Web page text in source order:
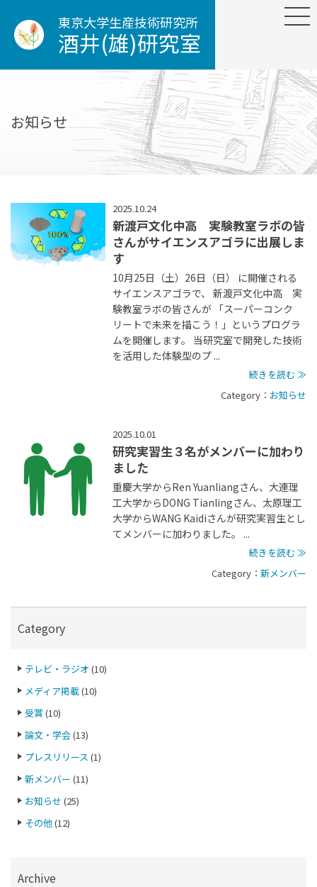
東京大学生産技術研究所
酒井(雄)研究室
お知らせ
2025.10.24
新渡戸文化中高 実験教室ラボの皆
さんがサイエンスアゴラに出展しま
す
10月25日（土）26日（日） に開催される
サイエンスアゴラで、 新渡戸文化中高 実
験教室ラボの皆さんが 「スーパーコンク
リートで未来を描こう！」というプログラ
ムを開催します。 当研究室で開発した技術
を活用した体験型のプ ...
続きを読む ≫
Category： お知らせ
2025.10.01
研究実習生３名がメンバーに加わり
ました
重慶大学からRen Yuanliangさん、大連理
工大学からDONG Tianlingさん、太原理工
大学からWANG Kaidiさんが研究実習生とし
てメンバーに加わりました。 ...
続きを読む ≫
Category： 新メンバー
Category
テレビ・ラジオ (10)
メディア掲載(10)
受賞 (10)
論文・学会(13)
プレスリリース (1)
新メンバー (11)
お知らせ (25)
その他(12)
Archive